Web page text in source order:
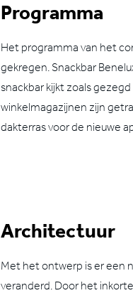
Programma
Het programma van het
gekregen. Snackbar
snackbar kijkt zoals
winkelmagazijnen zijn
dakterras voor de nieuwe
Architectuur
Met het ontwerp is er een
veranderd. Door het